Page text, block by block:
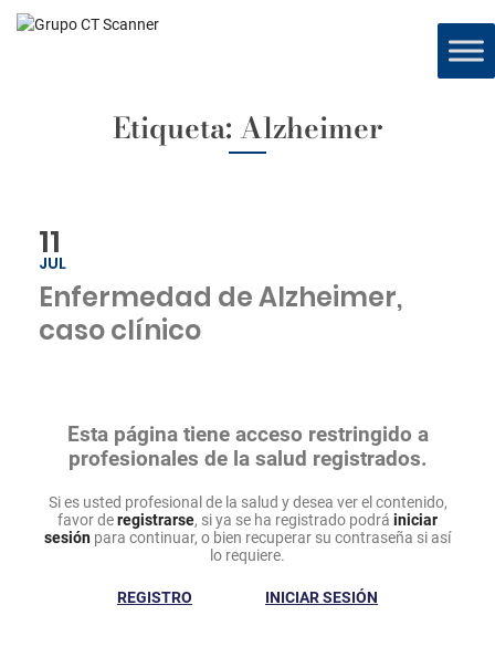
Etiqueta: Alzheimer
11
JUL
Enfermedad de Alzheimer,
caso clínico
Esta página tiene acceso restringido a
profesionales de la salud registrados.
Si es usted profesional de la salud y desea ver el contenido,
favor deregistrarse, si ya se ha registrado podrá iniciar
sesión para continuar, o bien recuperar su contraseña si así
lo requiere.
REGISTRO INICIAR SESIÓN